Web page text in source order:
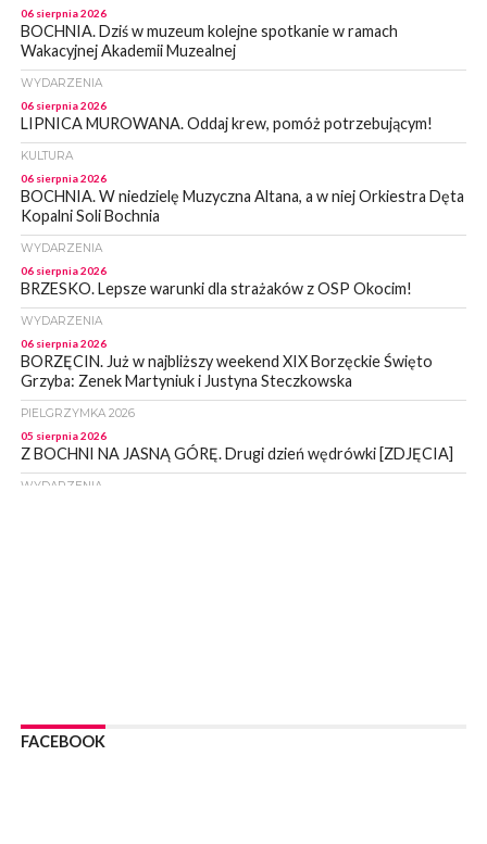
06 sierpnia 2026
BOCHNIA. Dziś w muzeum kolejne spotkanie w ramach
Wakacyjnej Akademii Muzealnej
WYDARZENIA
06 sierpnia 2026
LIPNICA MUROWANA. Oddaj krew, pomóż potrzebującym!
KULTURA
06 sierpnia 2026
BOCHNIA. W niedzielę Muzyczna Altana, a w niej Orkiestra Dęta
Kopalni Soli Bochnia
WYDARZENIA
06 sierpnia 2026
BRZESKO. Lepsze warunki dla strażaków z OSP Okocim!
WYDARZENIA
06 sierpnia 2026
BORZĘCIN. Już w najbliższy weekend XIX Borzęckie Święto
Grzyba: Zenek Martyniuk i Justyna Steczkowska
PIELGRZYMKA 2026
05 sierpnia 2026
Z BOCHNI NA JASNĄ GÓRĘ. Drugi dzień wędrówki [ZDJĘCIA]
WYDARZENIA
GMINA DRWINIA. 45 dzieci będzie się uczyć pływać. Zajęcia
ruszą we wrześniu
FACEBOOK